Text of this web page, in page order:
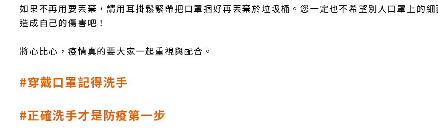
如果不再用要丟棄，請用耳掛鬆緊帶把口罩捆好再丟棄於垃圾桶。您一定也不希望別人口罩上的
造成自己的傷害吧！
將心比心，疫情真的要大家一起重視與配合。
#穿戴口罩記得洗手
#正確洗手才是防疫第一步